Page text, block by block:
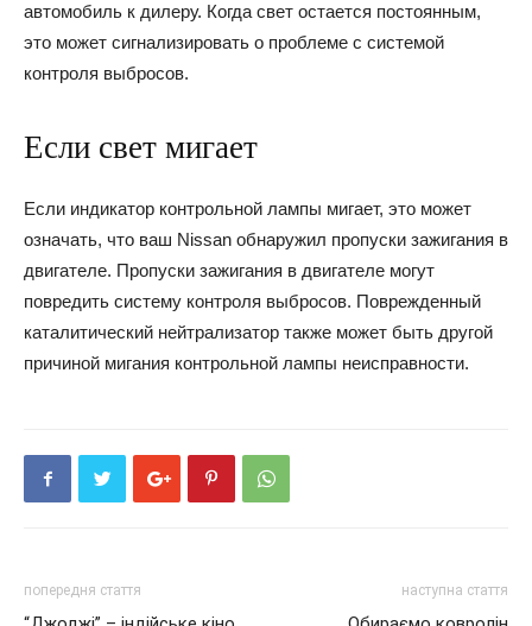
автомобиль к дилеру. Когда свет остается постоянным,
это может сигнализировать о проблеме с системой
контроля выбросов.
Если свет мигает
Если индикатор контрольной лампы мигает, это может
означать, что ваш Nissan обнаружил пропуски зажигания в
двигателе. Пропуски зажигания в двигателе могут
повредить систему контроля выбросов. Поврежденный
каталитический нейтрализатор также может быть другой
причиной мигания контрольной лампы неисправности.
попередня стаття наступна стаття